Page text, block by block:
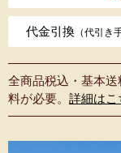
代金引換 （代引き
全商品税込・基本
料が必要。 詳細はこ